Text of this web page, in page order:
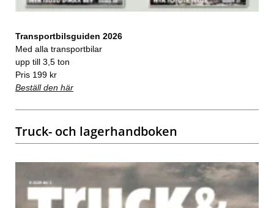
Transportbilsguiden 2026
Med alla transportbilar
upp till 3,5 ton
Pris 199 kr
Beställ den här
Truck- och lagerhandboken